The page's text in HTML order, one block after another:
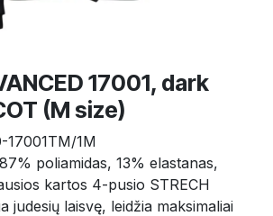
17001, dark
(M size)
17001TM/1M
poliamidas, 13% elastanas,
kartos 4-pusio STRECH
judesių laisvę, leidžia maksimaliai